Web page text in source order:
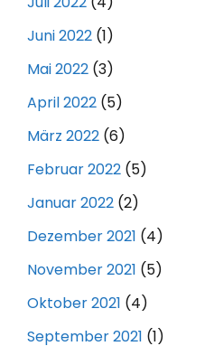
Juni 2022 (1)
Mai 2022 (3)
April 2022 (5)
März 2022 (6)
Februar 2022 (5)
Januar 2022 (2)
Dezember 2021 (4)
November 2021 (5)
Oktober 2021 (4)
September 2021 (1)